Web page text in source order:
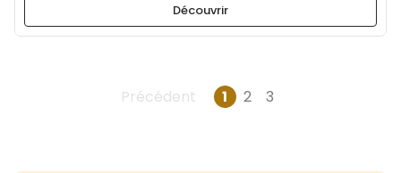
Découvrir
Précédent 1 2 3